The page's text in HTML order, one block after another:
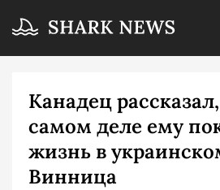
Канадец
самом деле ему
жизнь в
Винница